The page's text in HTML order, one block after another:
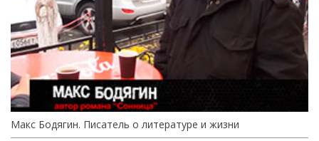
Макс Бодягин. Писатель о литературе и жизни